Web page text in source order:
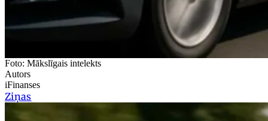
Foto: Mākslīgais intelekts
Autors
iFinanses
Ziņas